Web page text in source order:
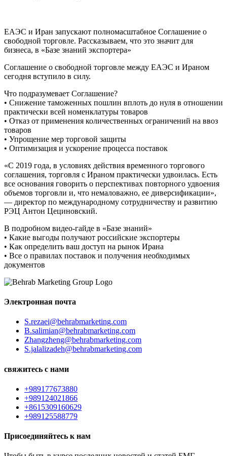
ЕАЭС и Иран запускают полномасштабное Соглашение о
свободной торговле. Рассказываем, что это значит для
бизнеса, в «Базе знаний экспортера»
Соглашение о свободной торговле между ЕАЭС и Ираном
сегодня вступило в силу.
Что подразумевает Соглашение?
• Снижение таможенных пошлин вплоть до нуля в отношении
практически всей номенклатуры товаров
• Отказ от применения количественных ограничений на ввоз
товаров
• Упрощение мер торговой защиты
• Оптимизация и ускорение процесса поставок
«С 2019 года, в условиях действия временного торгового
соглашения, торговля с Ираном практически удвоилась. Есть
все основания говорить о перспективах повторного удвоения
объемов торговли и, что немаловажно, ее диверсификации»,
— директор по международному сотрудничеству и развитию
РЭЦ Антон Цециновский.
В подробном видео-гайде в «Базе знаний»
• Какие выгоды получают российские экспортеры
• Как определить ваш доступ на рынок Ирана
• Все о правилах поставок и получения необходимых
документов
Электронная почта
S.rezaei@behrabmarketing.com
B.salimian@behrabmarketing.com
Zhangzheng@behrabmarketing.com
S.jalalizadeh@behrabmarketing.com
свяжитесь с нами
+989177673880
+989124021866
+8615309160629
+989125588779
Присоединяйтесь к нам